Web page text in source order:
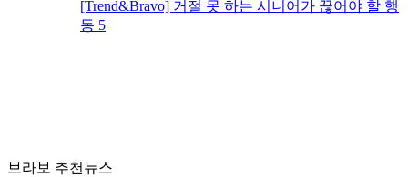
[Trend&Bravo] 거절 못 하는 시니어가 끊어야 할 행
동 5
브라보 추천뉴스